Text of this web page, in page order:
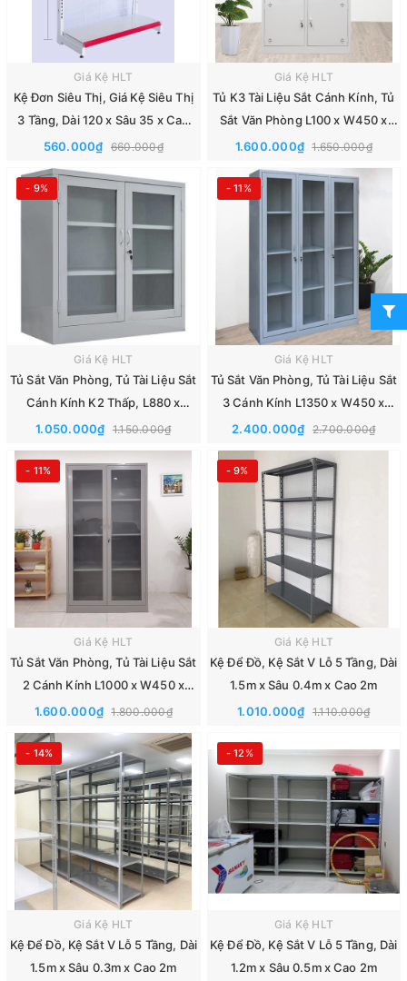
Giá Kệ HLT
Kệ Đơn Siêu Thị, Giá Kệ Siêu Thị
3 Tầng, Dài 120 x Sâu 35 x Cao
120cm
560.000₫ 660.000₫
Giá Kệ HLT
Tủ K3 Tài Liệu Sắt Cánh Kính, Tủ
Sắt Văn Phòng L100 x W450 x
H1830mm
1.600.000₫ 1.650.000₫
- 9%
Giá Kệ HLT
Tủ Sắt Văn Phòng, Tủ Tài Liệu Sắt
Cánh Kính K2 Thấp, L880 x
W400 x H915mm
1.050.000₫ 1.150.000₫
- 11%
Giá Kệ HLT
Tủ Sắt Văn Phòng, Tủ Tài Liệu Sắt
3 Cánh Kính L1350 x W450 x
H1830mm
2.400.000₫ 2.700.000₫
- 11%
Giá Kệ HLT
Tủ Sắt Văn Phòng, Tủ Tài Liệu Sắt
2 Cánh Kính L1000 x W450 x
H1830mm
1.600.000₫ 1.800.000₫
- 9%
Giá Kệ HLT
Kệ Để Đồ, Kệ Sắt V Lỗ 5 Tầng, Dài
1.5m x Sâu 0.4m x Cao 2m
1.010.000₫ 1.110.000₫
- 14%
Giá Kệ HLT
Kệ Để Đồ, Kệ Sắt V Lỗ 5 Tầng, Dài
1.5m x Sâu 0.3m x Cao 2m
- 12%
Giá Kệ HLT
Kệ Để Đồ, Kệ Sắt V Lỗ 5 Tầng, Dài
1.2m x Sâu 0.5m x Cao 2m